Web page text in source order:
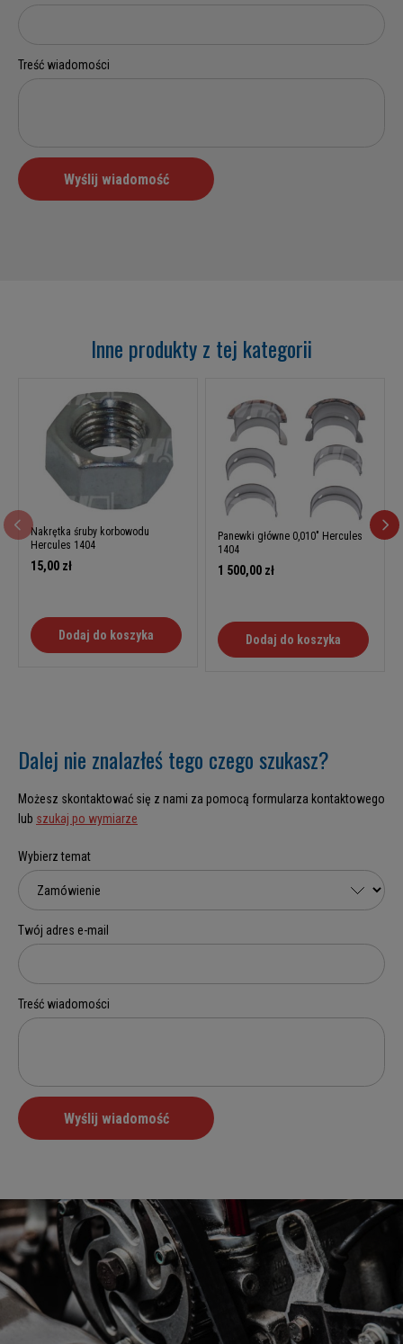
Inne produkty z tej kategorii
Nakrętka śruby korbowodu
Hercules 1404
15,00 zł
Dodaj do koszyka
Panewki główne 0,010" Hercules
1404
1 500,00 zł
Dodaj do koszyka
Dalej nie znalazłeś tego czego szukasz?
Możesz skontaktować się z nami za pomocą formularza kontaktowego
lub szukaj po wymiarze